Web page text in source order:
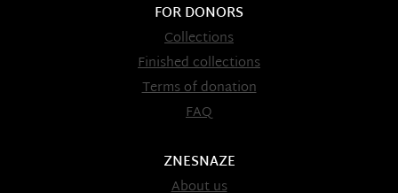
FOR DONORS
Collections
Finished collections
Terms of donation
FAQ
ZNESNAZE
About us